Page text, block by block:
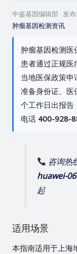
中鉴基因编辑部 · 发布:
肿瘤基因检测资讯
肿瘤基因检测
患者通过正规
当地医保政策
准备身份证、
个工作日出报
电话 400-928-
咨询热
huawei-
起
适用场景
本指南适用于上海